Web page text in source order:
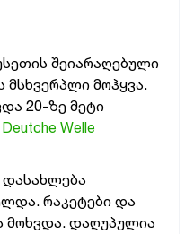
შეიარაღებული
მსხვერპლი მოჰყვა.
20-ზე მეტი
Deutche Welle
დასახლება
რაკეტები და
მოხვდა. დაღუპულია